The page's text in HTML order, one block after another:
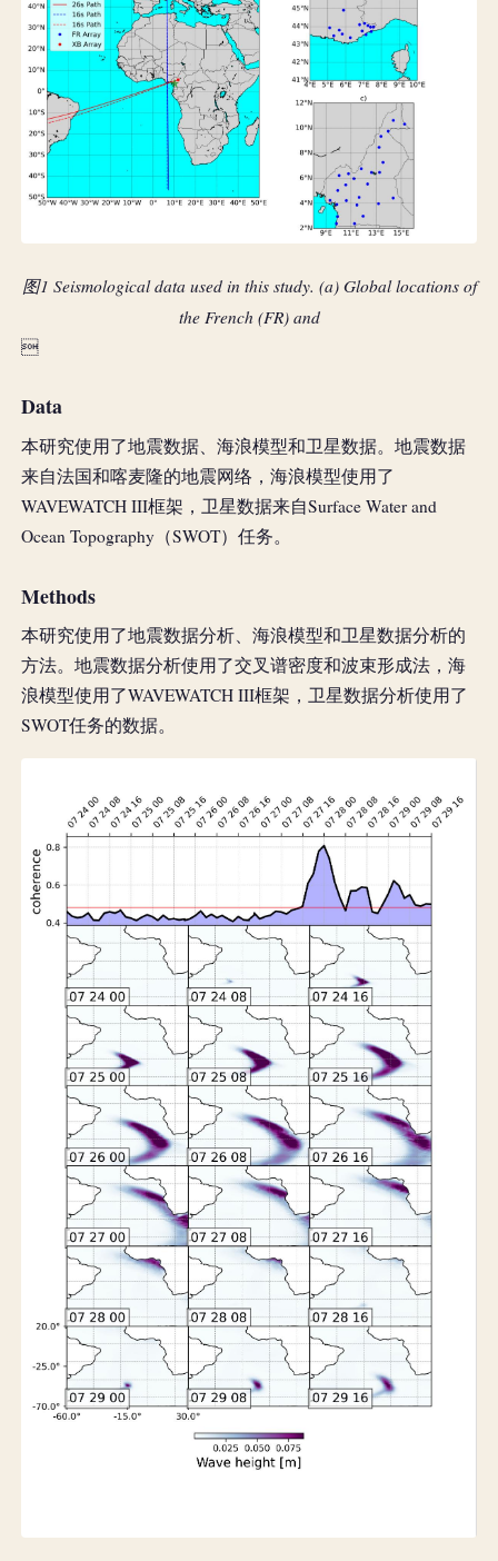
图1 Seismological data used in this study. (a) Global locations of
the French (FR) and

Data
本研究使用了地震数据、海浪模型和卫星数据。地震数据
来自法国和喀麦隆的地震网络，海浪模型使用了
WAVEWATCH III框架，卫星数据来自Surface Water and
Ocean Topography（SWOT）任务。
Methods
本研究使用了地震数据分析、海浪模型和卫星数据分析的
方法。地震数据分析使用了交叉谱密度和波束形成法，海
浪模型使用了WAVEWATCH III框架，卫星数据分析使用了
SWOT任务的数据。